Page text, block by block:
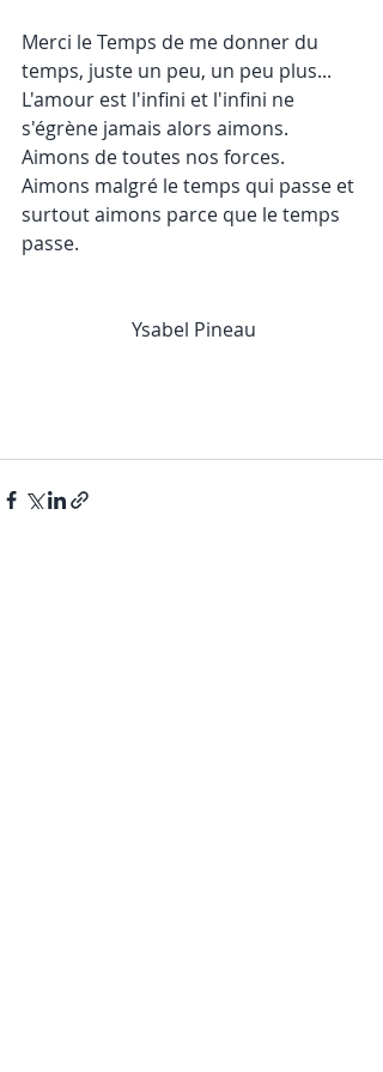
Merci le Temps de me donner du
temps, juste un peu, un peu plus...
L'amour est l'infini et l'infini ne
s'égrène jamais alors aimons.
Aimons de toutes nos forces.
Aimons malgré le temps qui passe et
surtout aimons parce que le temps
passe.
                       Ysabel Pineau